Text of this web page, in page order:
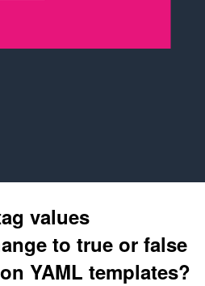
values
to true or false
YAML templates?